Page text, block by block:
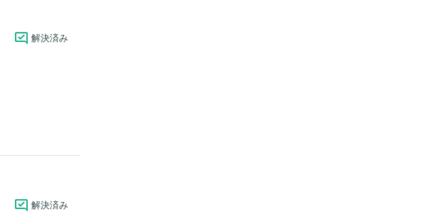
解決済み
解決済み